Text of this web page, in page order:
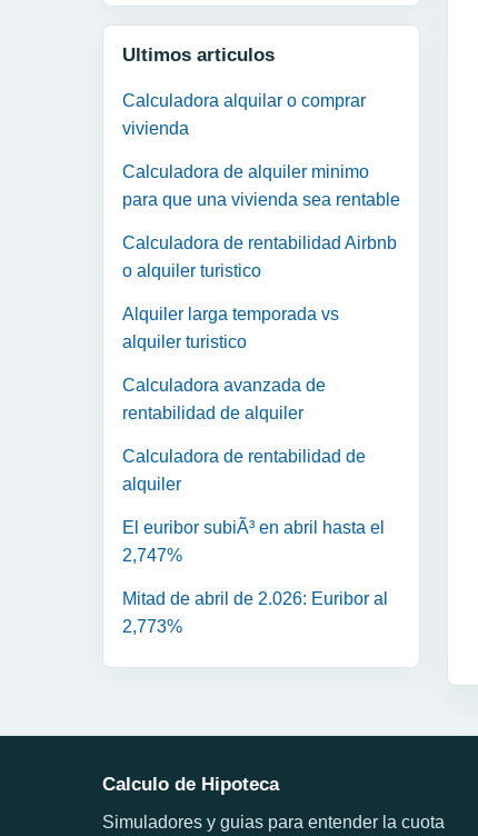
Ultimos articulos
Calculadora alquilar o comprar
vivienda
Calculadora de alquiler minimo
para que una vivienda sea rentable
Calculadora de rentabilidad Airbnb
o alquiler turistico
Alquiler larga temporada vs
alquiler turistico
Calculadora avanzada de
rentabilidad de alquiler
Calculadora de rentabilidad de
alquiler
El euribor subiÃ³ en abril hasta el
2,747%
Mitad de abril de 2.026: Euribor al
2,773%
Calculo de Hipoteca
Simuladores y guias para entender la cuota